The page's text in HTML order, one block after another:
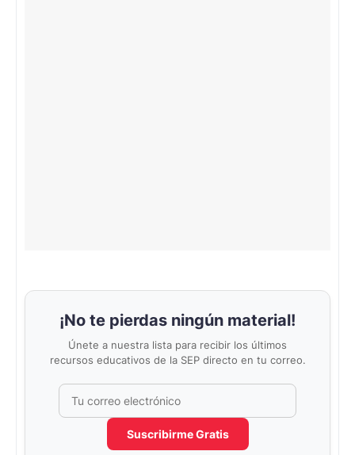
¡No te pierdas ningún material!
Únete a nuestra lista para recibir los últimos
recursos educativos de la SEP directo en tu correo.
No completar este campo
Suscribirme Gratis